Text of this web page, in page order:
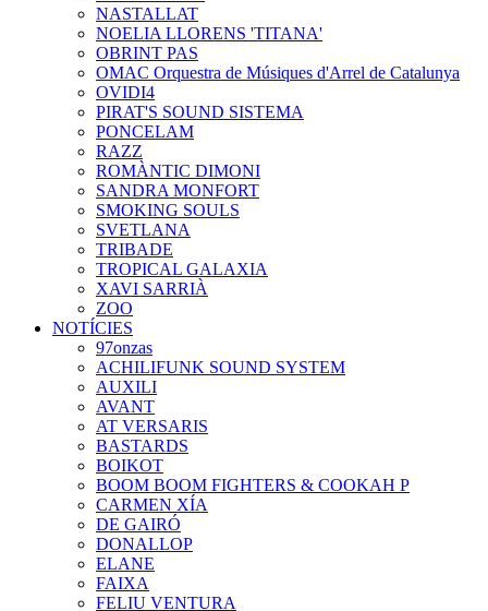
NASTALLAT
NOELIA LLORENS 'TITANA'
OBRINT PAS
OMAC Orquestra de Músiques d'Arrel de Catalunya
OVIDI4
PIRAT'S SOUND SISTEMA
PONCELAM
RAZZ
ROMÀNTIC DIMONI
SANDRA MONFORT
SMOKING SOULS
SVETLANA
TRIBADE
TROPICAL GALAXIA
XAVI SARRIÀ
ZOO
NOTÍCIES
97onzas
ACHILIFUNK SOUND SYSTEM
AUXILI
AVANT
AT VERSARIS
BASTARDS
BOIKOT
BOOM BOOM FIGHTERS & COOKAH P
CARMEN XÍA
DE GAIRÓ
DONALLOP
ELANE
FAIXA
FELIU VENTURA